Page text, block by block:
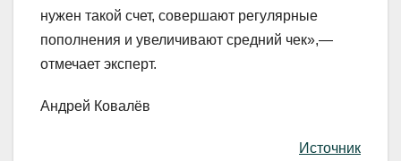
нужен такой счет, совершают регулярные
пополнения и увеличивают средний чек»,—
отмечает эксперт.
Андрей Ковалёв
Источник